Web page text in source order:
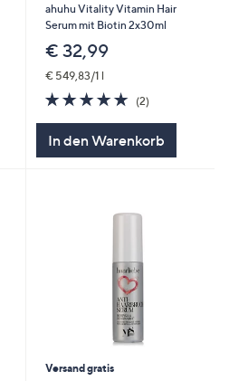
ahuhu Vitality Vitamin Hair
Serum mit Biotin 2x30ml
€ 32,99
€ 549,83/1 l
5.0
von
(2)
In den Warenkorb
Versand gratis